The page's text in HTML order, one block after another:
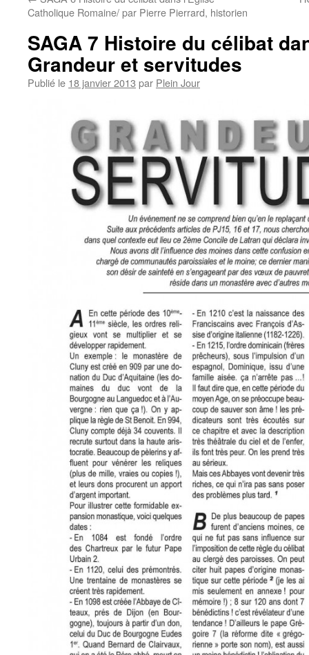
Catholique Romaine/ par Pierre Pierrard, historien
SAGA 7 Histoire du célibat
Grandeur et servitudes
Publié le 18 janvier 2013 par Plein Jour